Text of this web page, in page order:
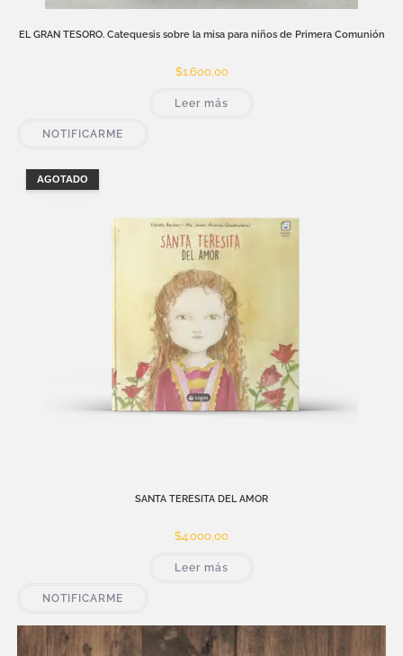
EL GRAN TESORO. Catequesis sobre la misa para niños de Primera Comunión
$1.600,00
Leer más
NOTIFICARME
AGOTADO
SANTA TERESITA DEL AMOR
$4.000,00
Leer más
NOTIFICARME